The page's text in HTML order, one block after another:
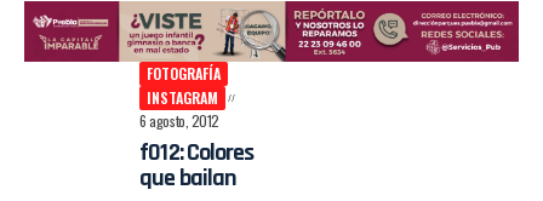
FOTOGRAFÍA
INSTAGRAM
6 agosto, 2012
f012: Colores
que bailan